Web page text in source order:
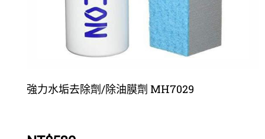
強力水垢去除劑/除油膜劑 MH7029